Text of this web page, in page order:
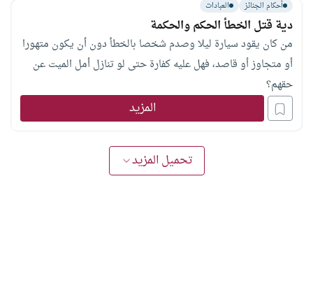
أحكام الجنائز العبادات
دية قتل الخطأ الحكم والحكمة
من كان يقود سيارة ليلا وصدم شخصا بالخطأ دون أن يكون متهورا
أو متجاوز أو قاصد، فهل عليه كفارة حتى لو تنازل أمل الميت عن
حقهم؟
المزيد
تحميل المزيد